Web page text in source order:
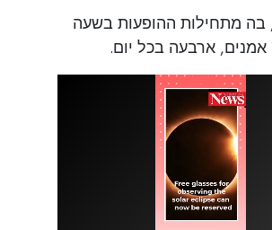
בה מתחילות ההופעות בשעה